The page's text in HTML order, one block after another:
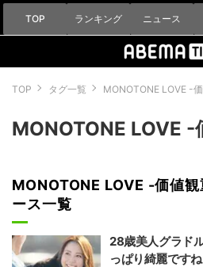
TOP ランキング ニュース
TOP タグ一覧 MONOTONE LOVE -
MONOTONE LOVE -
MONOTONE LOVE -価値
ース一覧
28歳美人グラド
っぱり綺麗ですね